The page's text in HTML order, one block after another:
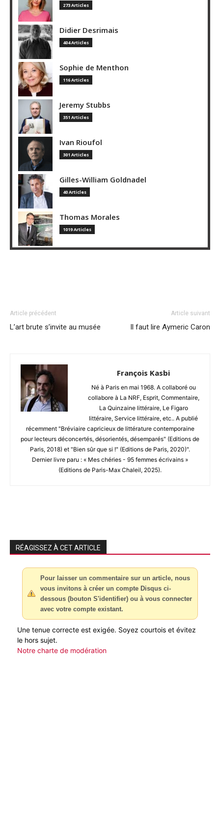
273 Articles
Didier Desrimais
404 Articles
Sophie de Menthon
116 Articles
Jeremy Stubbs
351 Articles
Ivan Rioufol
301 Articles
Gilles-William Goldnadel
40 Articles
Thomas Morales
1019 Articles
Article précédent
L’art brute s’invite au musée
Article suivant
Il faut lire Aymeric Caron
François Kasbi
Né à Paris en mai 1968. A collaboré ou
collabore à La NRF, Esprit, Commentaire,
La Quinzaine littéraire, Le Figaro
littéraire, Service littéraire, etc.. A publié
récemment "Bréviaire capricieux de littérature contemporaine
pour lecteurs déconcertés, désorientés, désemparés" (Editions de
Paris, 2018) et "Bien sûr que si !" (Editions de Paris, 2020)".
Dernier livre paru : « Mes chéries - 95 femmes écrivains »
(Editions de Paris-Max Chaleil, 2025).
RÉAGISSEZ À CET ARTICLE
Pour laisser un commentaire sur un article, nous
vous invitons à créer un compte Disqus ci-
dessous (bouton S'identifier) ou à vous connecter
avec votre compte existant.
Une tenue correcte est exigée. Soyez courtois et évitez
le hors sujet.
Notre charte de modération